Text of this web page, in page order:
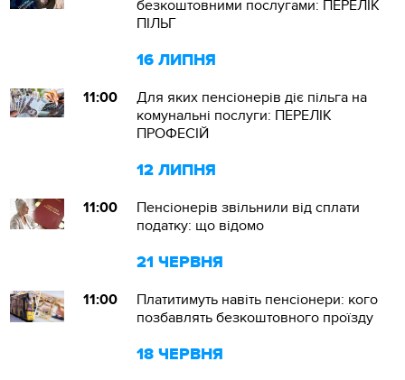
безкоштовними послугами: ПЕРЕЛІК
ПІЛЬГ
16 ЛИПНЯ
11:00
Для яких пенсіонерів діє пільга на
комунальні послуги: ПЕРЕЛІК
ПРОФЕСІЙ
12 ЛИПНЯ
11:00
Пенсіонерів звільнили від сплати
податку: що відомо
21 ЧЕРВНЯ
11:00
Платитимуть навіть пенсіонери: кого
позбавлять безкоштовного проїзду
18 ЧЕРВНЯ